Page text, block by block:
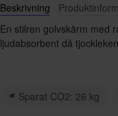
Beskrivning
En stilren golvskärm med
ljudabsorbent då
Sparat CO2: 26 kg